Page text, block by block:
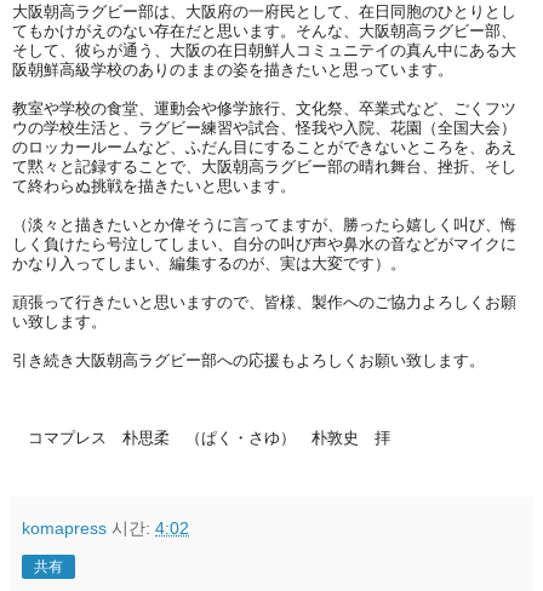
大阪朝高ラグビー部は、大阪府の一府民として、 在日同胞のひとりとし
てもかけがえのない存在だと思います。 そんな、大阪朝高ラグビー部、
そして、 彼らが通う、大阪の在日朝鮮人コミュニテイの真ん中にある大
阪朝鮮高級学校のありのままの姿を描きたいと思っています。
教室や学校の食堂、運動会や修学旅行、文化祭、卒業式など、
ごくフツ
ウの学校生活と、ラグビー練習や試合、怪我や入院、 花園（全国大会）
のロッカールームなど、 ふだん目にすることができないところを、 あえ
て黙々と記録することで、大阪朝高ラグビー部の晴れ舞台、 挫折、そし
て終わらぬ挑戦を描きたいと思います。
（淡々と描きたいとか偉そうに言ってますが、 勝ったら嬉しく叫び、悔
しく負けたら号泣してしまい、 自分の叫び声や鼻水の音などがマイクに
かなり入ってしまい、 編集するのが、実は大変です）。
頑張って行きたいと思いますので、皆様、製作への ご協力よろしくお願
い致します。
引き続き大阪朝高ラグビー部への応援もよろしくお願い致します。
コマプレス 朴思柔 （ぱく・さゆ） 朴敦史 拝
komapress 시간: 4:02
共有